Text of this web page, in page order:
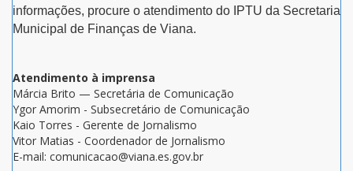
informações, procure o atendimento do IPTU da Secretaria
Municipal de Finanças de Viana.
Atendimento à imprensa
Márcia Brito — Secretária de Comunicação
Ygor Amorim - Subsecretário de Comunicação
Kaio Torres - Gerente de Jornalismo
Vitor Matias - Coordenador de Jornalismo
E-mail: comunicacao@viana.es.gov.br